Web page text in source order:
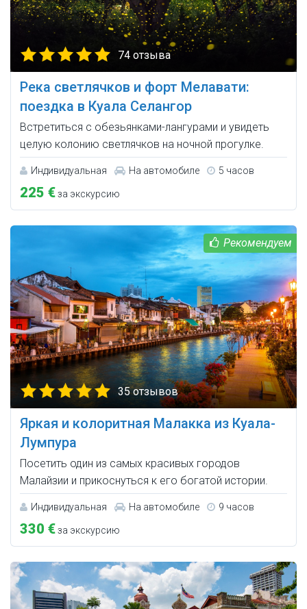
74 отзыва
Река светлячков и форт Мелавати:
поездка в Куала Селангор
Встретиться с обезьянками-лангурами и увидеть
целую колонию светлячков на ночной прогулке.
Индивидуальная На автомобиле 5 часов
225 €за экскурсию
35 отзывов
Яркая и колоритная Малакка из Куала-
Лумпура
Посетить один из самых красивых городов
Малайзии и прикоснуться к его богатой истории.
Индивидуальная На автомобиле 9 часов
330 €за экскурсию